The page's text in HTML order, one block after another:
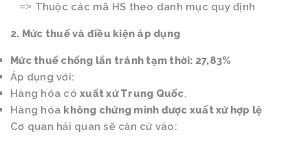
=> Thuộc các mã HS theo danh mục quy định
2. Mức thuế và điều kiện áp dụng
Mức thuế chống lẩn tránh tạm thời: 27,83%
Áp dụng với:
Hàng hóa có xuất xứ Trung Quốc.
Hàng hóa không chứng minh được xuất xứ hợp lệ
Cơ quan hải quan sẽ căn cứ vào: